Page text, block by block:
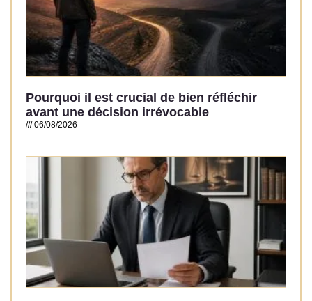
Pourquoi il est crucial de bien réfléchir
avant une décision irrévocable
06/08/2026